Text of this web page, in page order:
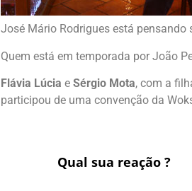
José Mário Rodrigues está
Quem está em temporada por João
Flávia Lúcia e Sérgio Mota, com a
participou de uma convenção da
Qual sua reação ?